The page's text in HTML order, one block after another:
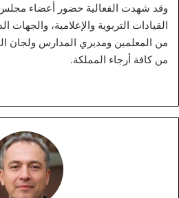
وقد شهدت الفعالية حضور أعضاء مجلس
القيادات التربوية والإعلامية، والجهات
من المعلمين ومديري المدارس ولجان
من كافة أرجاء المملكة.